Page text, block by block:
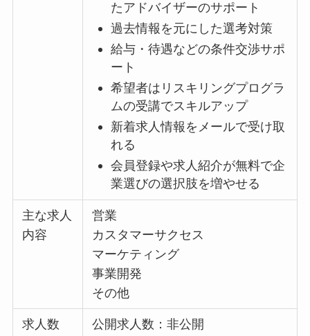
たアドバイザーのサポート
過去情報を元にした選考対策
給与・待遇などの条件交渉サポ
ート
希望者はリスキリングプログラ
ムの受講でスキルアップ
新着求人情報をメールで受け取
れる
会員登録や求人紹介が無料で企
業選びの選択肢を増やせる
主な求人
内容
営業
カスタマーサクセス
マーケティング
事業開発
その他
求人数
公開求人数：非公開